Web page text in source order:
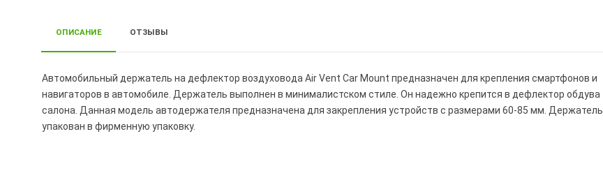
ОПИСАНИЕ ОТЗЫВЫ
Автомобильный держатель на дефлектор воздуховода Air Vent Car Mount предназначен для крепления смартфонов и
навигаторов в автомобиле. Держатель выполнен в минималистском стиле. Он надежно крепится в дефлектор обдува
салона. Данная модель автодержателя предназначена для закрепления устройств с размерами 60-85 мм. Держатель
упакован в фирменную упаковку.